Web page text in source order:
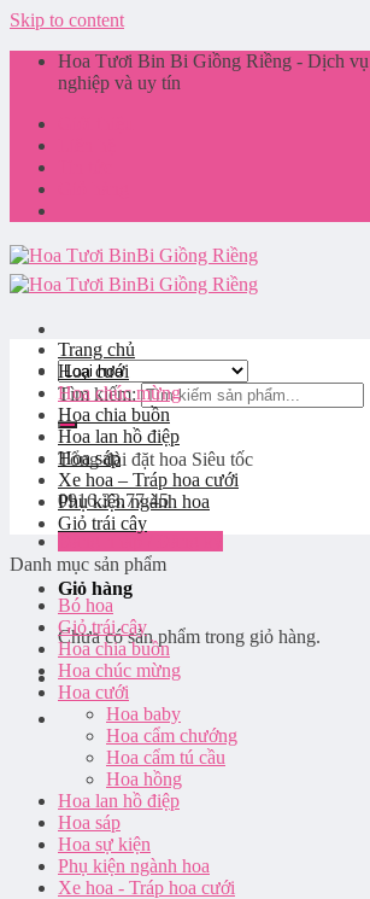
Skip to content
Hoa Tươi Bin Bi Giồng Riềng - Dịch
nghiệp và uy tín
Tìm kiếm:
Tổng đài đặt hoa Siêu tốc
0916.33.77.45
Giỏ hàng
Chưa có sản phẩm trong giỏ hàng.
Trang chủ
Hoa cưới
Hoa chúc mừng
Hoa chia buồn
Hoa lan hồ điệp
Hoa sáp
Xe hoa – Tráp hoa cưới
Phụ kiện ngành hoa
Giỏ trái cây
Danh mục sản phẩm
Bó hoa
Giỏ trái cây
Hoa chia buồn
Hoa chúc mừng
Hoa cưới
Hoa baby
Hoa cẩm chướng
Hoa cẩm tú cầu
Hoa hồng
Hoa lan hồ điệp
Hoa sáp
Hoa sự kiện
Phụ kiện ngành hoa
Xe hoa - Tráp hoa cưới